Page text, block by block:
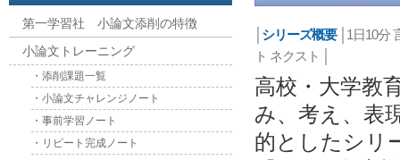
第一学習社 小論文添削の特徴
小論文トレーニング
・添削課題一覧
・小論文チャレンジノート
・事前学習ノート
・リピート完成ノート
シリーズ概要
1日10分
ト ネクスト
高校・大学教
み、考え、表
的としたシリ